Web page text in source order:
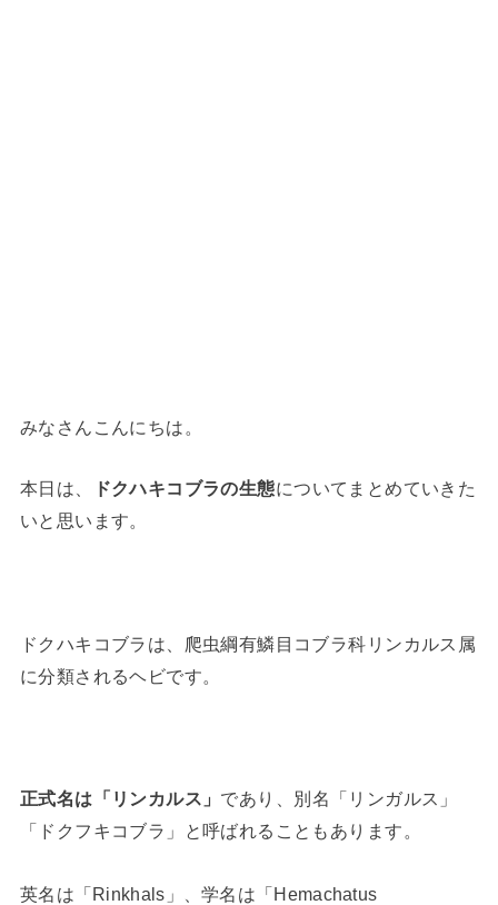
みなさんこんにちは。
本日は、 ドクハキコブラの生態についてまとめていきた
いと思います。
ドクハキコブラは、爬虫綱有鱗目コブラ科リンカルス属
に分類されるヘビです。
正式名は「リンカルス」 であり、別名「リンガルス」
「ドクフキコブラ」と呼ばれることもあります。
英名は「Rinkhals」、学名は「Hemachatus